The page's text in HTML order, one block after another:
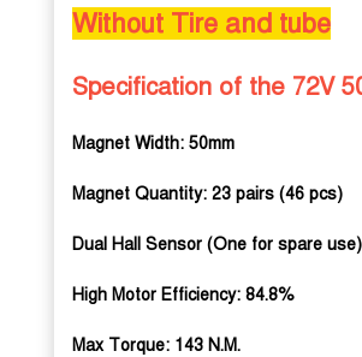
Without Tire and tube
Specification of the 72V
Magnet Width: 50mm
Magnet Quantity: 23 pairs (46 pcs)
Dual Hall Sensor (One for spare use)
High Motor Efficiency: 84.8%
Max Torque: 143 N.M.